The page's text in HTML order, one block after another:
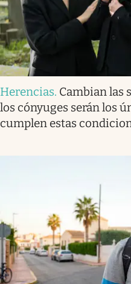
Herencias. Cambian las
los cónyuges serán los
cumplen estas